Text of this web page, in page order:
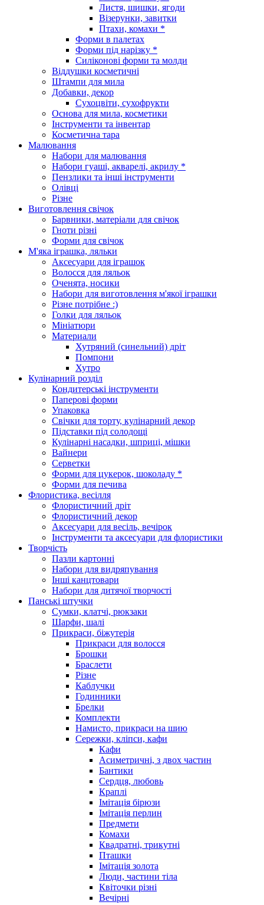
Листя, шишки, ягоди
Візерунки, завитки
Птахи, комахи *
Форми в палетах
Форми під нарізку *
Силіконові форми та молди
Віддушки косметичні
Штампи для мила
Добавки, декор
Сухоцвіти, сухофрукти
Основа для мила, косметики
Інструменти та інвентар
Косметична тара
Малювання
Набори для малювання
Набори гуаші, акварелі, акрилу *
Пензлики та інші інструменти
Олівці
Різне
Виготовлення свічок
Барвники, матеріали для свічок
Гноти різні
Форми для свічок
М'яка іграшка, ляльки
Аксесуари для іграшок
Волосся для ляльок
Оченята, носики
Набори для виготовлення м'якої іграшки
Різне потрібне :)
Голки для ляльок
Мініатюри
Материали
Хутряний (синельний) дріт
Помпони
Хутро
Кулінарний розділ
Кондитерські інструменти
Паперові форми
Упаковка
Свічки для торту, кулінарний декор
Підставки під солодощі
Кулінарні насадки, шприці, мішки
Вайнери
Серветки
Форми для цукерок, шоколаду *
Форми для печива
Флористика, весілля
Флористичний дріт
Флористичний декор
Аксесуари для весіль, вечірок
Інструменти та аксесуари для флористики
Творчість
Пазли картонні
Набори для видряпування
Інші канцтовари
Набори для дитячої творчості
Панські штучки
Сумки, клатчі, рюкзаки
Шарфи, шалі
Прикраси, біжутерія
Прикраси для волосся
Брошки
Браслети
Різне
Каблучки
Годинники
Брелки
Комплекти
Намисто, прикраси на шию
Сережки, кліпси, кафи
Кафи
Асиметричні, з двох частин
Бантики
Сердця, любовь
Краплі
Імітація бірюзи
Імітація перлин
Предмети
Комахи
Квадратні, трикутні
Пташки
Імітація золота
Люди, частини тіла
Квіточки різні
Вечірні